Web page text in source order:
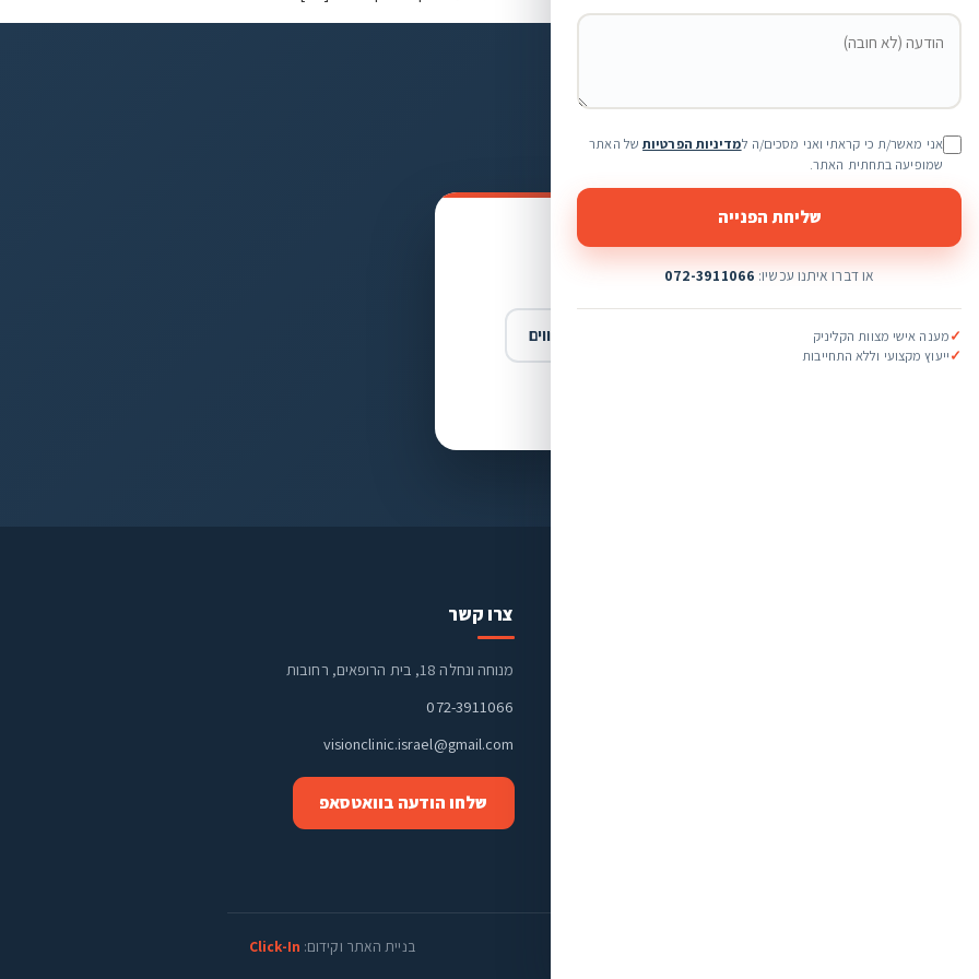
נשמח לעזור לכם לראות טוב יותר
פרטים — ונחזור אליכם
במה נוכל לעזור לכם?
ראייה משקפי שמש מוצרים נלווים
צרו קשר
מנוחה ונחלה 18, בית הרופאים, רחובות
072-3911066
visionclinic.israel@gmail.com
שלחו הודעה בוואטסאפ
בניית האתר וקידום: Click-In
אני מאשר/ת כי קראתי ואני מסכים/ה למדיניות הפרטיותשל האתר
שמופיעה בתחתית האתר.
שליחת הפנייה
או דברו איתנו עכשיו: 072-3911066
✓מענה אישי מצוות הקליניק
✓ייעוץ מקצועי וללא התחייבות